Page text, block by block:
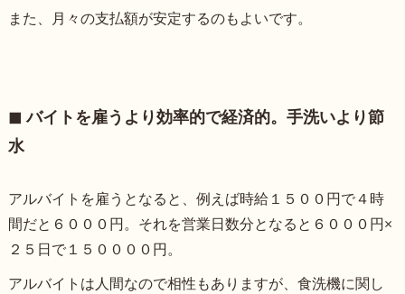
また、月々の支払額が安定するのもよいです。
◼︎ バイトを雇うより効率的で経済的。手洗いより節
水
アルバイトを雇うとなると、例えば時給１５００円で４時
間だと６０００円。それを営業日数分となると６０００円×
２５日で１５００００円。
アルバイトは人間なので相性もありますが、食洗機に関し